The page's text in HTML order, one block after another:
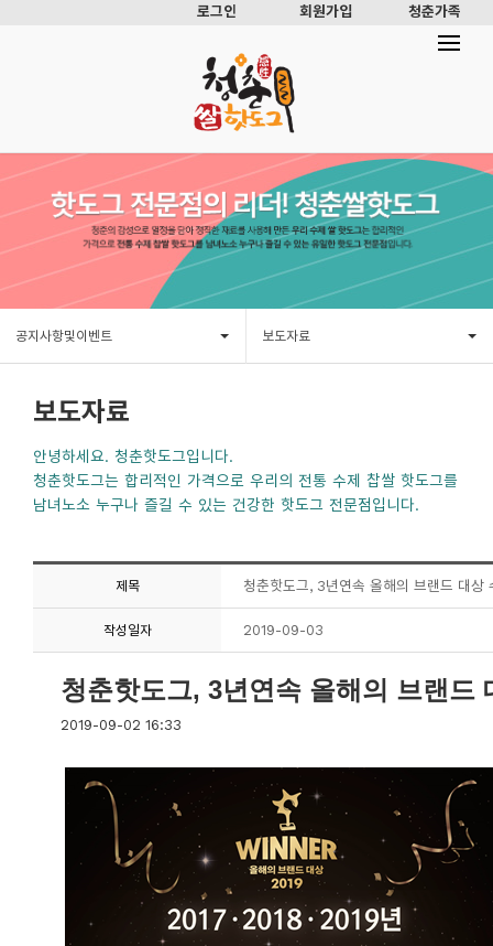
로그인 회원가입 청춘가족
공지사항및이벤트 보도자료
보도자료
안녕하세요. 청춘핫도그입니다.
청춘핫도그는 합리적인 가격으로 우리의 전통 수제 찹쌀 핫도그를
남녀노소 누구나 즐길 수 있는 건강한 핫도그 전문점입니다.
제목 청춘핫도그, 3년연속 올해의 브랜드 대상
작성일자 2019-09-03
청춘핫도그, 3년연속 올해의 브랜드
2019-09-02 16:33